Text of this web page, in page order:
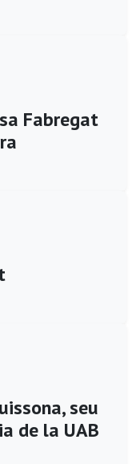
Fabregat
seu
de la UAB